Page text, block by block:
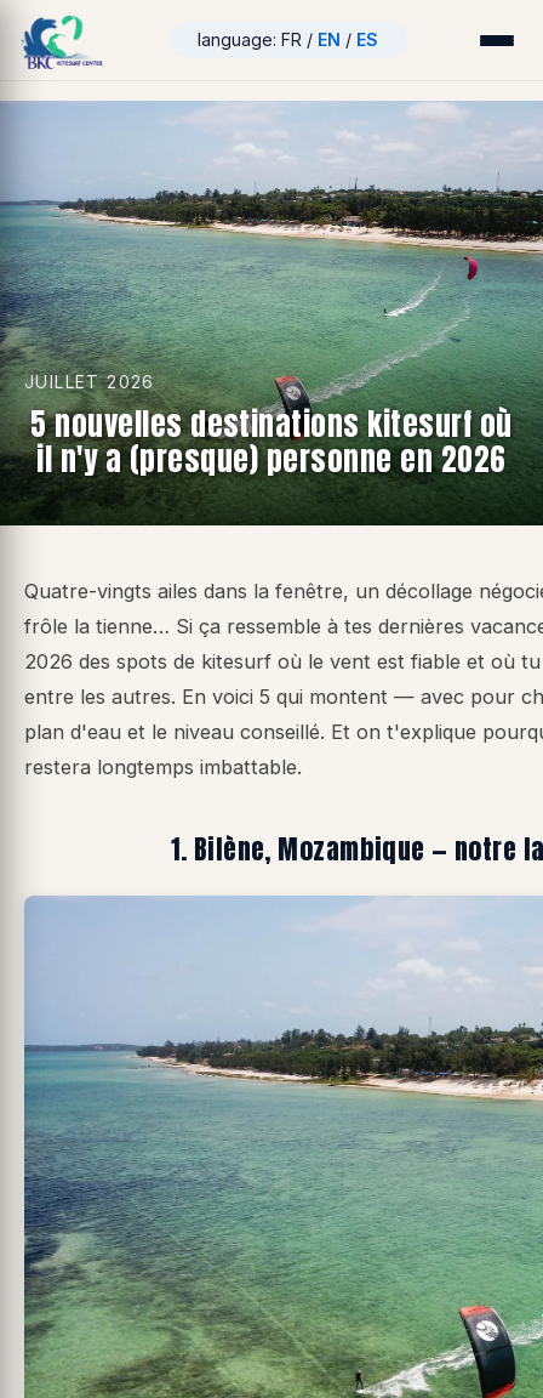
language: FR / EN / ES
JUILLET 2026
5 nouvelles destinations kitesurf où
il n'y a (presque) personne en 2026
Quatre-vingts ailes dans la fenêtre, un décollage
frôle la tienne… Si ça ressemble à tes dernières
2026 des spots de kitesurf où le vent est fiable et où
entre les autres. En voici 5 qui montent — avec pour
plan d'eau et le niveau conseillé. Et on t'explique
restera longtemps imbattable.
1. Bilène, Mozambique — notre